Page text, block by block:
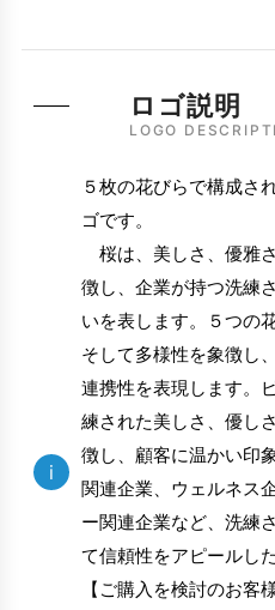
LOGO
ロゴ説明
i
５枚の花びらで構成さ
ゴです。
桜は、美しさ、優雅
徴し、企業が持つ洗練
いを表します。５つの
そして多様性を象徴し
連携性を表現します。
練された美しさ、優し
徴し、顧客に温かい印
関連企業、ウェルネス
ー関連企業など、洗練
て信頼性をアピールし
【ご購入を検討のお客様